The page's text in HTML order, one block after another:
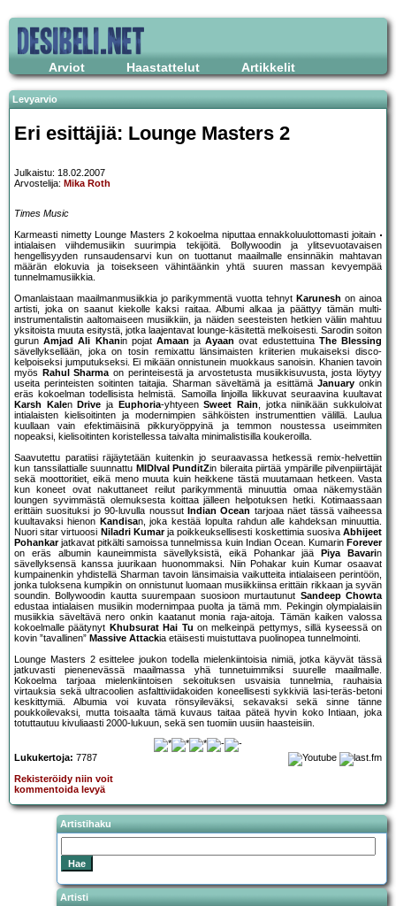
Arviot Haastattelut Artikkelit
Levyarvio
Eri esittäjiä: Lounge Masters 2
Julkaistu: 18.02.2007
Arvostelija: Mika Roth
Times Music
Karmeasti nimetty Lounge Masters 2 kokoelma niputtaa ennakkoluulottomasti joitain
intialaisen viihdemusiikin suurimpia tekijöitä. Bollywoodin ja ylitsevuotavaisen
hengellisyyden runsaudensarvi kun on tuottanut maailmalle ensinnäkin mahtavan
määrän elokuvia ja toisekseen vähintäänkin yhtä suuren massan kevyempää
tunnelmamusiikkia.
Omanlaistaan maailmanmusiikkia jo parikymmentä vuotta tehnyt Karunesh on ainoa
artisti, joka on saanut kiekolle kaksi raitaa. Albumi alkaa ja päättyy tämän multi-
instrumentalistin aaltomaiseen musiikkiin, ja näiden seesteisten hetkien väliin mahtuu
yksitoista muuta esitystä, jotka laajentavat lounge-käsitettä melkoisesti. Sarodin soiton
gurunAmjad Ali Khanin pojat Amaan jaAyaan ovat edustettuina The Blessing
sävellyksellään, joka on tosin remixattu länsimaisten kriiterien mukaiseksi disco-
kelpoiseksi jumputukseksi. Ei mikään onnistunein muokkaus sanoisin. Khanien tavoin
myös
Rahul Sharmaon perinteisestä ja arvostetusta musiikkisuvusta, josta löytyy
useita perinteisten soitinten taitajia. Sharman säveltämä ja esittämä Januaryonkin
eräs kokoelman todellisista helmistä. Samoilla linjoilla liikkuvat seuraavina kuultavat
Karsh Kalen Drive ja Euphoria-yhtyeenSweet Rain, jotka niinikään sukkuloivat
intialaisten kielisoitinten ja modernimpien sähköisten instrumenttien välillä. Laulua
kuullaan vain efektimäisinä pikkuryöppyinä ja temmon noustessa useimmiten
nopeaksi, kielisoitinten koristellessa taivalta minimalistisilla koukeroilla.
Saavutettu paratiisi räjäytetään kuitenkin jo seuraavassa hetkessä remix-helvettiin
kun tanssilattialle suunnattu MIDIval PunditZin bileraita piirtää ympärille pilvenpiiirtäjät
sekä moottoritiet, eikä meno muuta kuin heikkene tästä muutamaan hetkeen. Vasta
kun koneet ovat nakuttaneet reilut parikymmentä minuuttia omaa näkemystään
loungen syvimmästä olemuksesta koittaa jälleen helpotuksen hetki. Kotimaassaan
erittäin suosituksi jo 90-luvulla noussut Indian Ocean tarjoaa näet tässä vaiheessa
kuultavaksi hienon Kandisan, joka kestää lopulta rahdun alle kahdeksan minuuttia.
Nuori sitar virtuoosi Niladri Kumarja poikkeuksellisesti koskettimia suosivaAbhijeet
Pohankarjatkavat pitkälti samoissa tunnelmissa kuin Indian Ocean. Kumarin Forever
on eräs albumin kauneimmista sävellyksistä, eikä Pohankar jää
Piya Bavarin
sävellyksensä kanssa juurikaan huonommaksi. Niin Pohakar kuin Kumar osaavat
kumpainenkin yhdistellä Sharman tavoin länsimaisia vaikutteita intialaiseen perintöön,
jonka tuloksena kumpikin on onnistunut luomaan musiikkiinsa erittäin rikkaan ja syvän
soundin. Bollywoodin kautta suurempaan suosioon murtautunut Sandeep Chowta
edustaa intialaisen musiikin modernimpaa puolta ja tämä mm. Pekingin olympialaisiin
musiikkia säveltävä nero onkin kaatanut monia raja-aitoja. Tämän kaiken valossa
kokoelmalle päätynyt Khubsurat Hai Tu on melkeinpä pettymys, sillä kyseessä on
kovin ”tavallinen” Massive Attackia etäisesti muistuttava puolinopea tunnelmointi.
Lounge Masters 2 esittelee joukon todella mielenkiintoisia nimiä, jotka käyvät tässä
jatkuvasti pienenevässä maailmassa yhä tunnetuimmiksi suurelle maailmalle.
Kokoelma tarjoaa mielenkiintoisen sekoituksen usvaisia tunnelmia, rauhaisia
virtauksia sekä ultracoolien asfalttiviidakoiden koneellisesti sykkiviä lasi-teräs-betoni
keskittymiä. Albumia voi kuvata rönsyileväksi, sekavaksi sekä sinne tänne
poukkoilevaksi, mutta toisaalta tämä kuvaus taitaa päteä hyvin koko Intiaan, joka
totuttautuu kivuliaasti 2000-lukuun, sekä sen tuomiin uusiin haasteisiin.
Lukukertoja: 7787
Rekisteröidy niin voit
kommentoida levyä
Artistihaku
Artisti